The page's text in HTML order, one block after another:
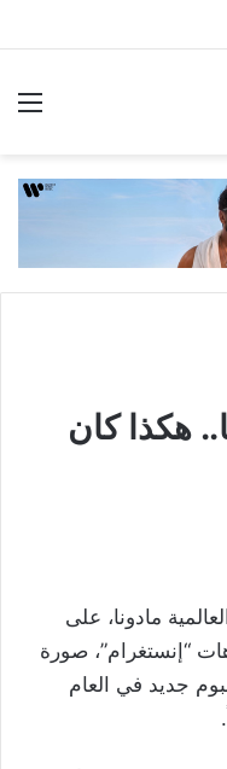
هكذا كان
مادونا، على
“إنستغرام”، صورة
جديد في العام